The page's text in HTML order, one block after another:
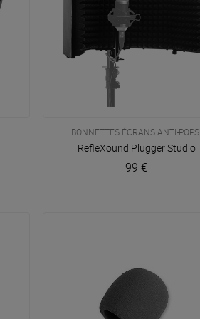
VOIR EN DÉTAIL
BONNETTES ÉCRANS ANTI-POPS
RefleXound Plugger Studio
99 €